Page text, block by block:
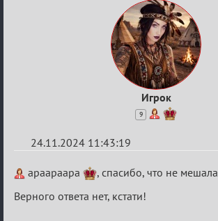
Игрок
9
24.11.2024 11:43:19
Re:
Безопасная
связь
apaapaapa
, спасибо, что не мешала
Верного ответа нет, кстати!